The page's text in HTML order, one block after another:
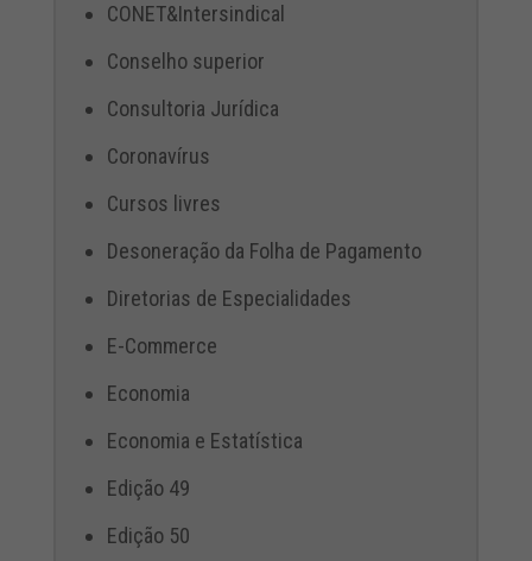
CONET&Intersindical
Conselho superior
Consultoria Jurídica
Coronavírus
Cursos livres
Desoneração da Folha de Pagamento
Diretorias de Especialidades
E-Commerce
Economia
Economia e Estatística
Edição 49
Edição 50